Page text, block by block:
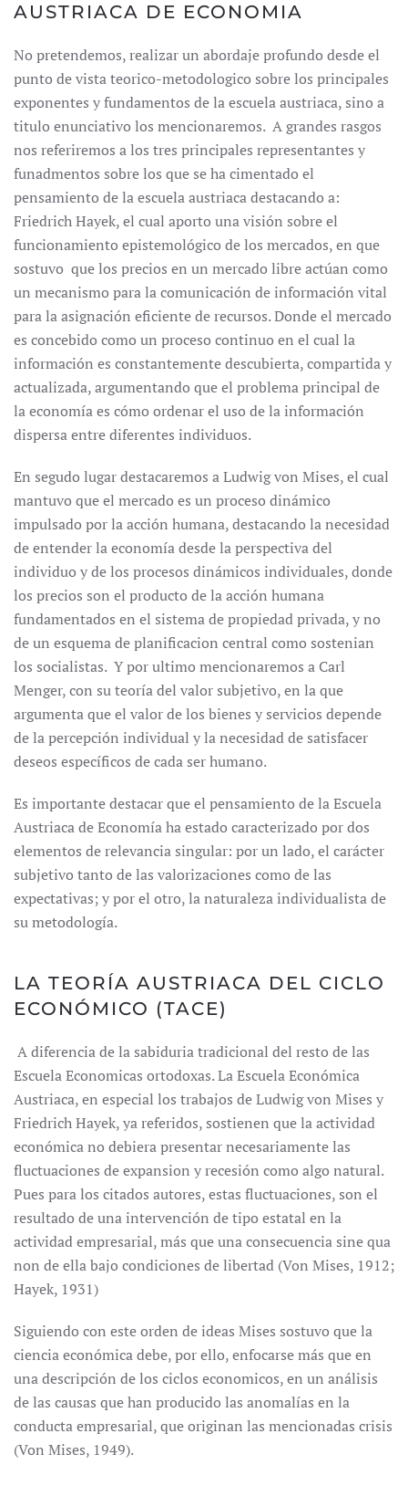
AUSTRIACA DE ECONOMIA
No pretendemos, realizar un abordaje profundo desde el
punto de vista teorico-metodologico sobre los principales
exponentes y fundamentos de la escuela austriaca, sino a
titulo enunciativo los mencionaremos. A grandes rasgos
nos referiremos a los tres principales representantes y
funadmentos sobre los que se ha cimentado el
pensamiento de la escuela austriaca destacando a:
Friedrich Hayek, el cual aporto una visión sobre el
funcionamiento epistemológico de los mercados, en que
sostuvo que los precios en un mercado libre actúan como
un mecanismo para la comunicación de información vital
para la asignación eficiente de recursos. Donde el mercado
es concebido como un proceso continuo en el cual la
información es constantemente descubierta, compartida y
actualizada, argumentando que el problema principal de
la economía es cómo ordenar el uso de la información
dispersa entre diferentes individuos.
En segudo lugar destacaremos a Ludwig von Mises, el cual
mantuvo que el mercado es un proceso dinámico
impulsado por la acción humana, destacando la necesidad
de entender la economía desde la perspectiva del
individuo y de los procesos dinámicos individuales, donde
los precios son el producto de la acción humana
fundamentados en el sistema de propiedad privada, y no
de un esquema de planificacion central como sostenian
los socialistas. Y por ultimo mencionaremos a Carl
Menger, con su teoría del valor subjetivo, en la que
argumenta que el valor de los bienes y servicios depende
de la percepción individual y la necesidad de satisfacer
deseos específicos de cada ser humano.
Es importante destacar que el pensamiento de la Escuela
Austriaca de Economía ha estado caracterizado por dos
elementos de relevancia singular: por un lado, el carácter
subjetivo tanto de las valorizaciones como de las
expectativas; y por el otro, la naturaleza individualista de
su metodología.
LA TEORÍA AUSTRIACA DEL CICLO
ECONÓMICO (TACE)
A diferencia de la sabiduria tradicional del resto de las
Escuela Economicas ortodoxas. La Escuela Económica
Austriaca, en especial los trabajos de Ludwig von Mises y
Friedrich Hayek, ya referidos, sostienen que la actividad
económica no debiera presentar necesariamente las
fluctuaciones de expansion y recesión como algo natural.
Pues para los citados autores, estas fluctuaciones, son el
resultado de una intervención de tipo estatal en la
actividad empresarial, más que una consecuencia sine qua
non de ella bajo condiciones de libertad (Von Mises, 1912;
Hayek, 1931)
Siguiendo con este orden de ideas Mises sostuvo que la
ciencia económica debe, por ello, enfocarse más que en
una descripción de los ciclos economicos, en un análisis
de las causas que han producido las anomalías en la
conducta empresarial, que originan las mencionadas crisis
(Von Mises, 1949).